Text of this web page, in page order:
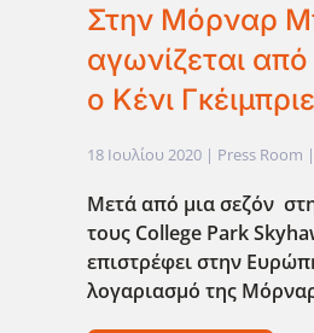
Στην Μόρναρ
αγωνίζεται
ο Κένι
18 Ιουλίου 2020 | Press Room |
Μετά από μια σεζόν
τους College Park
επιστρέφει στην
λογαριασμό της